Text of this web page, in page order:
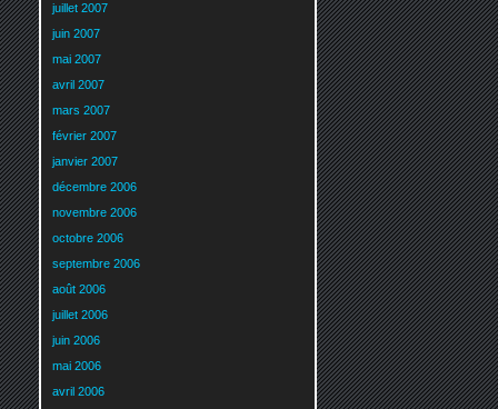
juillet 2007
juin 2007
mai 2007
avril 2007
mars 2007
février 2007
janvier 2007
décembre 2006
novembre 2006
octobre 2006
septembre 2006
août 2006
juillet 2006
juin 2006
mai 2006
avril 2006